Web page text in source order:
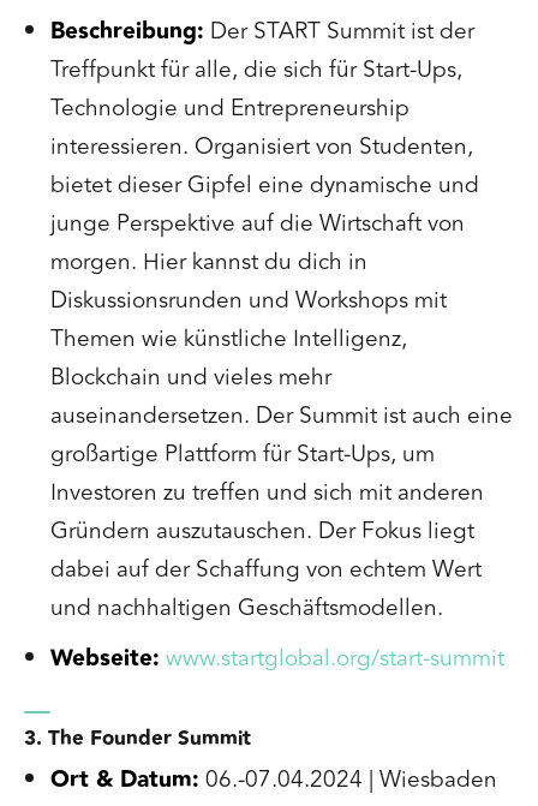
Beschreibung: Der START Summit ist der
Treffpunkt für alle, die sich für Start-Ups,
Technologie und Entrepreneurship
interessieren. Organisiert von Studenten,
bietet dieser Gipfel eine dynamische und
junge Perspektive auf die Wirtschaft von
morgen. Hier kannst du dich in
Diskussionsrunden und Workshops mit
Themen wie künstliche Intelligenz,
Blockchain und vieles mehr
auseinandersetzen. Der Summit ist auch eine
großartige Plattform für Start-Ups, um
Investoren zu treffen und sich mit anderen
Gründern auszutauschen. Der Fokus liegt
dabei auf der Schaffung von echtem Wert
und nachhaltigen Geschäftsmodellen.
Webseite: www.startglobal.org/start-summit
3. The Founder Summit
Ort & Datum: 06.-07.04.2024 | Wiesbaden